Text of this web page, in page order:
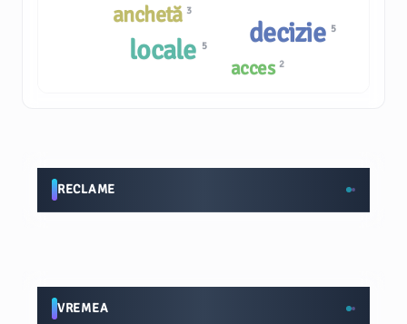
anchetă 3
acces 2
decizie 5
locale 5
RECLAME
VREMEA